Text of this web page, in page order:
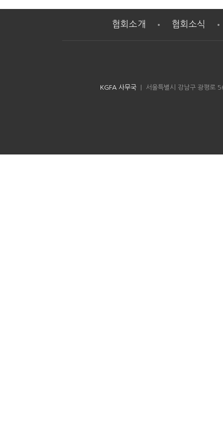
협회소개 협회소식
KGFA 사무국 | 서울특별시 강남구 광평